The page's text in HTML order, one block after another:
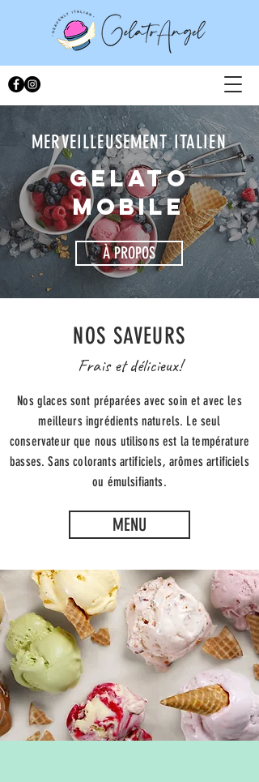
MERVEILLEUSEMENT ITALIEN
GELATO
MOBILE
À PROPOS
NOS SAVEURS
Frais et délicieux!
Nos glaces sont préparées avec soin et avec les
meilleurs ingrédients naturels. Le seul
conservateur que nous utilisons est la température
basses. Sans colorants artificiels, arômes artificiels
ou émulsifiants.
MENU